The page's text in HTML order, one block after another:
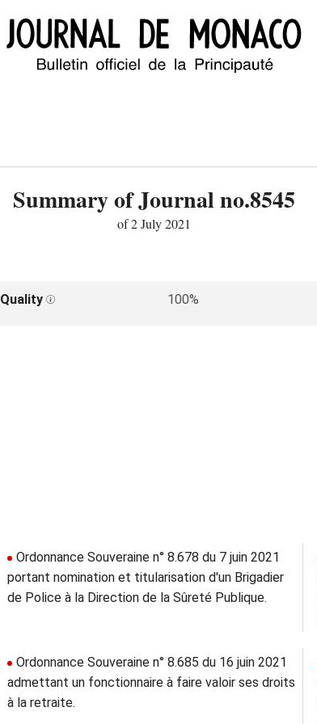
Summary of Journal no.8545
of 2 July 2021
Quality 100%
Ordonnance Souveraine n° 8.678 du 7 juin 2021
portant nomination et titularisation d'un Brigadier
de Police à la Direction de la Sûreté Publique.
Ordonnance Souveraine n° 8.685 du 16 juin 2021
admettant un fonctionnaire à faire valoir ses droits
à la retraite.